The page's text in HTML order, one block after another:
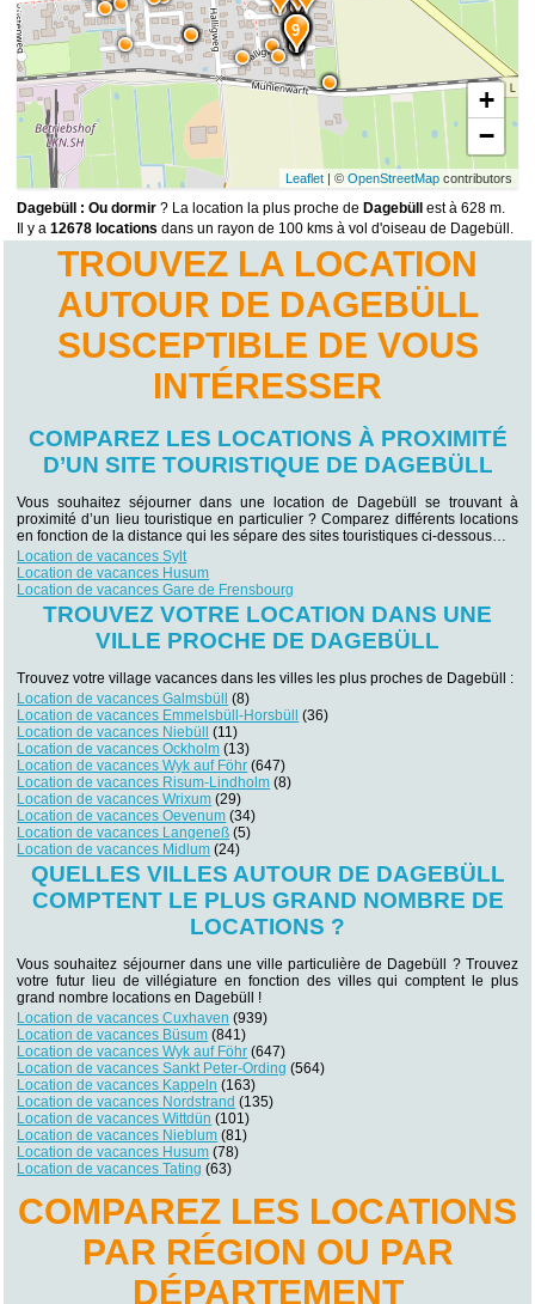
14
13
12
11
10
9
+
−
Leaflet| © OpenStreetMapcontributors
Dagebüll : Ou dormir ? La location la plus proche de Dagebüll
est à 628 m.
Il y a12678 locations dans un rayon de 100 kms à vol d'oiseau de Dagebüll.
TROUVEZ LA LOCATION
AUTOUR DE DAGEBÜLL
SUSCEPTIBLE DE VOUS
INTÉRESSER
COMPAREZ LES LOCATIONS À PROXIMITÉ
D’UN SITE TOURISTIQUE DE DAGEBÜLL
Vous souhaitez séjourner dans une location de Dagebüll se trouvant à
proximité d’un lieu touristique en particulier ? Comparez différents locations
en fonction de la distance qui les sépare des sites touristiques ci-dessous…
Location de vacances Sylt
Location de vacances Husum
Location de vacances Gare de Frensbourg
TROUVEZ VOTRE LOCATION DANS UNE
VILLE PROCHE DE DAGEBÜLL
Trouvez votre village vacances dans les villes les plus proches de Dagebüll :
Location de vacances Galmsbüll
(8)
Location de vacances Emmelsbüll-Horsbüll
(36)
Location de vacances Niebüll
(11)
Location de vacances Ockholm (13)
Location de vacances Wyk auf Föhr (647)
Location de vacances Risum-Lindholm (8)
Location de vacances Wrixum (29)
Location de vacances Oevenum (34)
Location de vacances Langeneß (5)
Location de vacances Midlum (24)
QUELLES VILLES AUTOUR DE DAGEBÜLL
COMPTENT LE PLUS GRAND NOMBRE DE
LOCATIONS ?
Vous souhaitez séjourner dans une ville particulière de Dagebüll ? Trouvez
votre futur lieu de villégiature en fonction des villes qui comptent le plus
grand nombre locations en Dagebüll !
Location de vacances Cuxhaven (939)
Location de vacances Büsum (841)
Location de vacances Wyk auf Föhr (647)
Location de vacances Sankt Peter-Ording (564)
Location de vacances Kappeln (163)
Location de vacances Nordstrand (135)
Location de vacances Wittdün (101)
Location de vacances Nieblum (81)
Location de vacances Husum (78)
Location de vacances Tating (63)
COMPAREZ LES LOCATIONS
PAR RÉGION OU PAR
DÉPARTEMENT